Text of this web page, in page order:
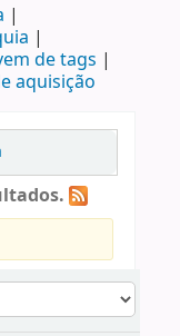
de tags
aquisição